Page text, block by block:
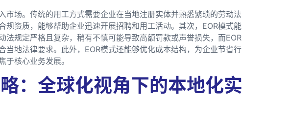
市场。传统的用工方式需要企业在当地注册实体并熟悉繁琐的劳动法
规资质，能够帮助企业迅速开展招聘和用工活动。其次，EOR模式能
法规定严格且复杂，稍有不慎可能导致高额罚款或声誉损失，而EOR
当地法律要求。此外，EOR模式还能够优化成本结构，为企业节省行
于核心业务发展。
：全球化视角下的本地化实